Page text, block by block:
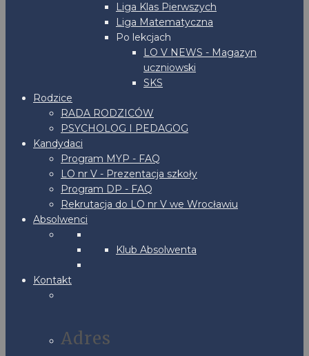
Liga Klas Pierwszych
Liga Matematyczna
Po lekcjach
LO V NEWS - Magazyn
uczniowski
SKS
Rodzice
RADA RODZICÓW
PSYCHOLOG I PEDAGOG
Kandydaci
Program MYP - FAQ
LO nr V - Prezentacja szkoły
Program DP - FAQ
Rekrutacja do LO nr V we Wrocławiu
Absolwenci
Klub Absolwenta
Kontakt
Adres